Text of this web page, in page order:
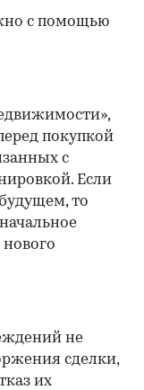
с помощью
покупкой
с
Если
то
нового
не
сделки,
их